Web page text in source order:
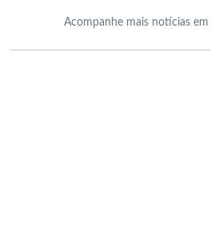
Acompanhe mais notícias em